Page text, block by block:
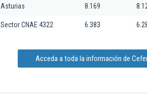
Asturias 8.169
Sector CNAE 4322 6.383
Acceda a toda la información de